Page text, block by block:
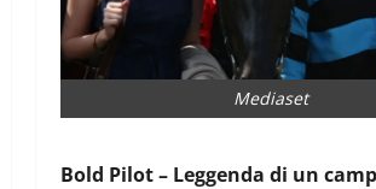
Mediaset
Bold Pilot – Leggenda di un